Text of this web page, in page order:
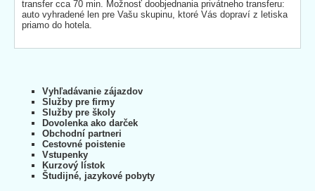
transfer cca 70 min. Možnosť doobjednania privátneho transferu:
auto vyhradené len pre Vašu skupinu, ktoré Vás dopraví z letiska
priamo do hotela.
Vyhľadávanie zájazdov
Služby pre firmy
Služby pre školy
Dovolenka ako darček
Obchodní partneri
Cestovné poistenie
Vstupenky
Kurzový lístok
Študijné, jazykové pobyty